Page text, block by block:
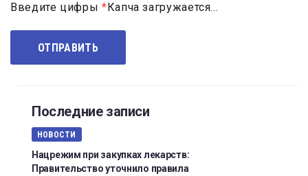
Введите цифры *Капча загружается...
Последние записи
НОВОСТИ
Нацрежим при закупках лекарств:
Правительство уточнило правила